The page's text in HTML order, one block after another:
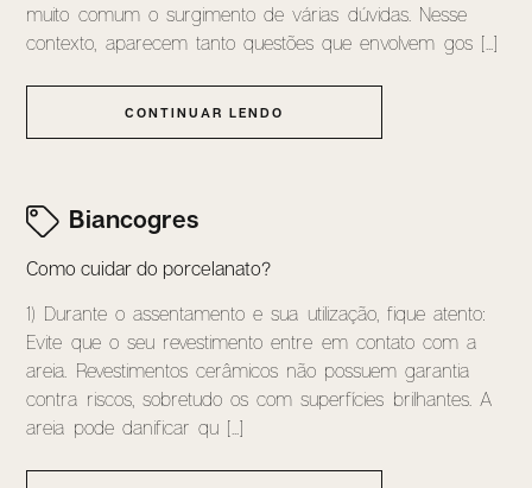
muito comum o surgimento de várias dúvidas. Nesse
contexto, aparecem tanto questões que envolvem gos [...]
CONTINUAR LENDO
Biancogres
Como cuidar do porcelanato?
1) Durante o assentamento e sua utilização, fique atento:
Evite que o seu revestimento entre em contato com a
areia. Revestimentos cerâmicos não possuem garantia
contra riscos, sobretudo os com superfícies brilhantes. A
areia pode danificar qu [...]